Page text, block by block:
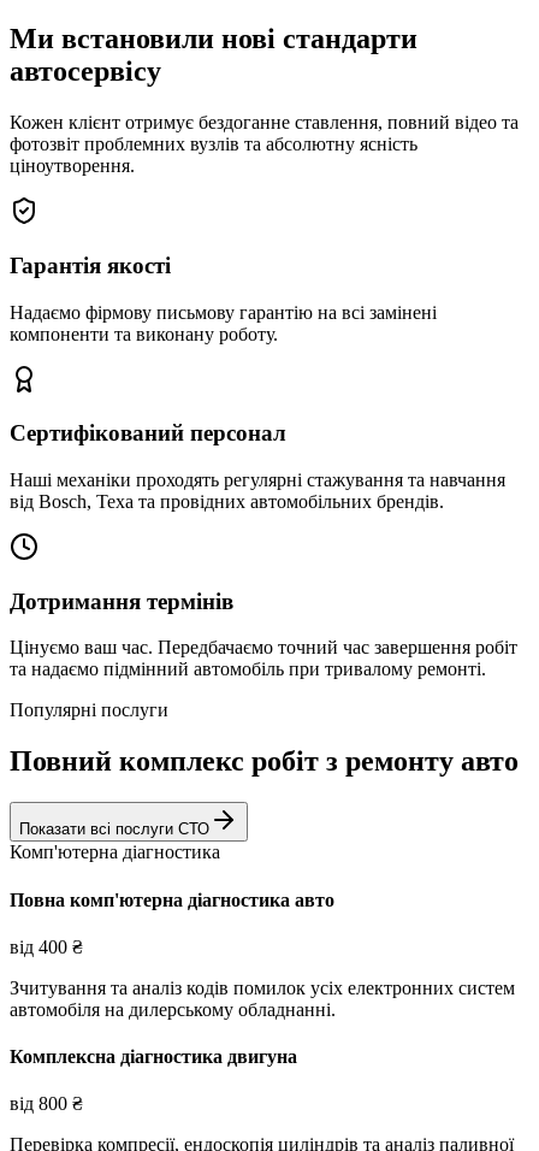
Ми встановили нові стандарти
автосервісу
Кожен клієнт отримує бездоганне ставлення, повний відео та
фотозвіт проблемних вузлів та абсолютну ясність
ціноутворення.
Гарантія якості
Надаємо фірмову письмову гарантію на всі замінені
компоненти та виконану роботу.
Сертифікований персонал
Наші механіки проходять регулярні стажування та навчання
від Bosch, Texa та провідних автомобільних брендів.
Дотримання термінів
Цінуємо ваш час. Передбачаємо точний час завершення робіт
та надаємо підмінний автомобіль при тривалому ремонті.
Популярні послуги
Повний комплекс робіт з ремонту авто
Показати всі послуги СТО
Комп'ютерна діагностика
Повна комп'ютерна діагностика авто
від 400 ₴
Зчитування та аналіз кодів помилок усіх електронних систем
автомобіля на дилерському обладнанні.
Комплексна діагностика двигуна
від 800 ₴
Перевірка компресії, ендоскопія циліндрів та аналіз паливної